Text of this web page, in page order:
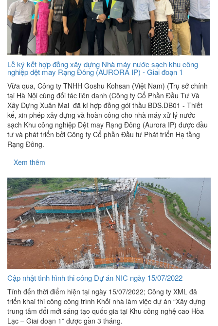
Lễ ký kết hợp đồng xây dựng Nhà máy nước sạch khu công
nghiệp dệt may Rạng Đông (AURORA IP) - Giai đoạn 1
Vừa qua, Công ty TNHH Goshu Kohsan (Việt Nam) (Trụ sở chính
tại Hà Nội cùng đối tác liên danh (Công ty Cổ Phần Đầu Tư Và
Xây Dựng Xuân Mai đã kí hợp đồng gói thầu BDS.DB01 - Thiết
kế, xin phép xây dựng và hoàn công cho nhà máy xử lý nước
sạch Khu công nghiệp Dệt may Rạng Đông (Aurora IP) được đầu
tư và phát triển bởi Công ty Cổ phần Đầu tư Phát triển Hạ tầng
Rạng Đông.
Xem thêm
Cập nhật tình hình thi công Dự án NIC ngày 15/07/2022
Tính đến thời điểm hiện tại ngày 15/07/2022; Công ty XML đã
triển khai thi công công trình Khối nhà làm việc dự án “Xây dựng
trung tâm đổi mới sáng tạo quốc gia tại Khu công nghệ cao Hòa
Lạc – Giai đoạn 1” được gần 3 tháng.